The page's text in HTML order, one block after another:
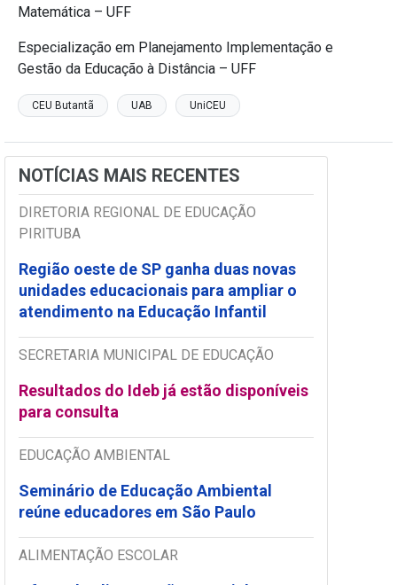
Matemática – UFF
Especialização em Planejamento Implementação e
Gestão da Educação à Distância – UFF
CEU Butantã UAB UniCEU
NOTÍCIAS MAIS RECENTES
DIRETORIA REGIONAL DE EDUCAÇÃO
PIRITUBA
Região oeste de SP ganha duas novas
unidades educacionais para ampliar o
atendimento na Educação Infantil
SECRETARIA MUNICIPAL DE EDUCAÇÃO
Resultados do Ideb já estão disponíveis
para consulta
EDUCAÇÃO AMBIENTAL
Seminário de Educação Ambiental
reúne educadores em São Paulo
ALIMENTAÇÃO ESCOLAR